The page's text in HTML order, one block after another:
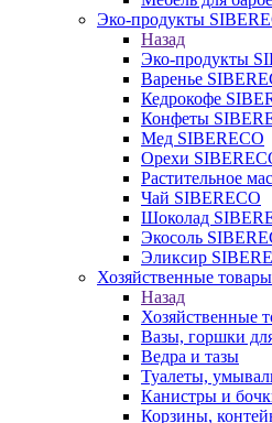
Эко-продукты
Назад
Эко-продукты
Варенье
Кедрокофе
Конфеты
Мед SIBERECO
Орехи
Растительное
Чай SIBERECO
Шоколад
Экосоль
Эликсир
Хозяйственные товары
Назад
Хозяйственные
Вазы, горшки
Ведра и тазы
Туалеты,
Канистры и
Корзины,